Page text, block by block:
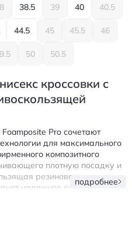
38.5 39 40 40.5
44.5 45 45.5 46
50 50.5
кроссовки с
Pro сочетают
для максимального
композитного
плотную посадку и
резиновая подошва с
надежное сцепление на
нагрузки при прыжках и
подробнее